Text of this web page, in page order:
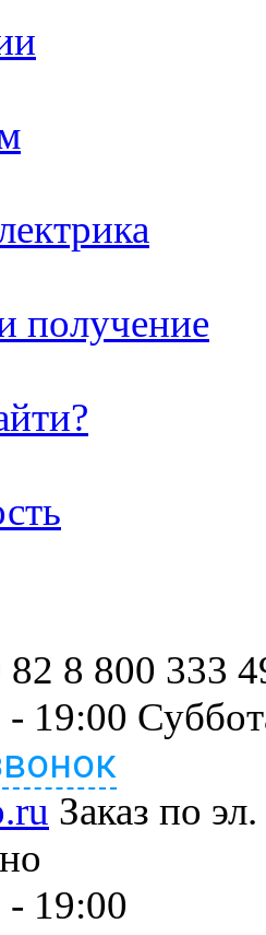
получение
82 8 800 333
19:00
Заказ по
19:00